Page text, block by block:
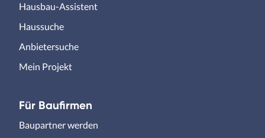
Hausbau-Assistent
Haussuche
Anbietersuche
Mein Projekt
Für Baufirmen
Baupartner werden